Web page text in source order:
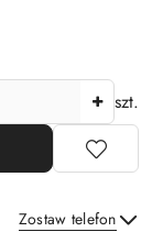
szt.
Zostaw telefon